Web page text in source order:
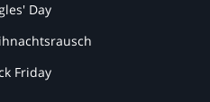
Day
Friday